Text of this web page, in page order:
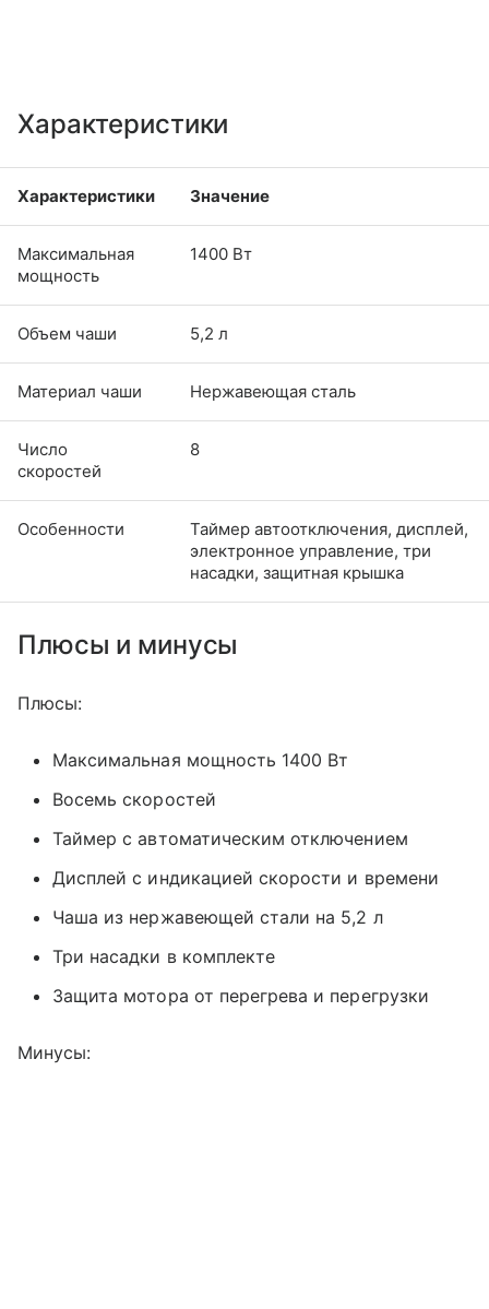
Характеристики
Характеристики Значение
Максимальная
мощность
1400 Вт
Объем чаши 5,2 л
Материал чаши Нержавеющая сталь
Число
скоростей
8
Особенности
Таймер автоотключения, дисплей,
электронное управление, три
насадки, защитная крышка
Плюсы и минусы
Плюсы:
Максимальная мощность 1400 Вт
Восемь скоростей
Таймер с автоматическим отключением
Дисплей с индикацией скорости и времени
Чаша из нержавеющей стали на 5,2 л
Три насадки в комплекте
Защита мотора от перегрева и перегрузки
Минусы: